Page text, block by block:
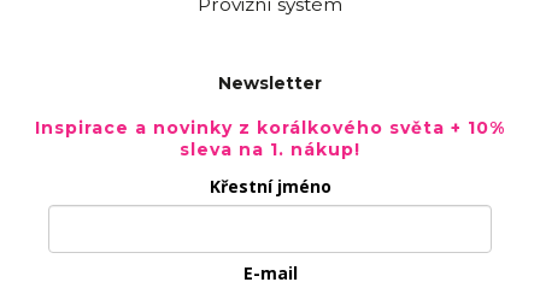
Newsletter
Inspirace a novinky z korálkového světa + 10%
sleva na 1. nákup!
Křestní jméno
E-mail